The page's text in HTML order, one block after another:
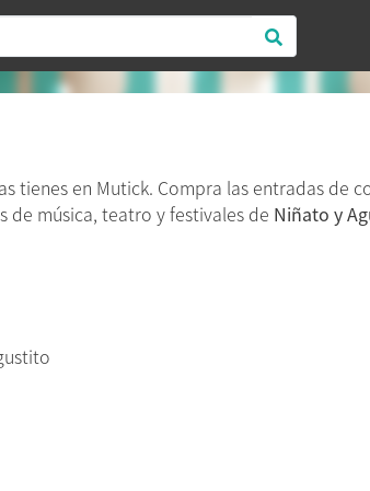
tienes en Mutick. Compra las entradas de
de música, teatro y festivales de Niñato y